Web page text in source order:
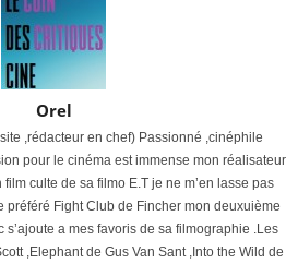
Orel
,rédacteur en chef) Passionné ,cinéphile
pour le cinéma est immense mon réalisateur
culte de sa filmo E.T je ne m’en lasse pas
préféré Fight Club de Fincher mon deuxuième
a mes favoris de sa filmographie .Les
,Elephant de Gus Van Sant ,Into the Wild de